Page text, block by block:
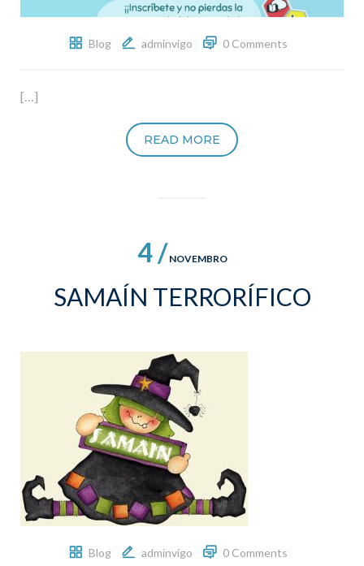
Blog adminvigo 0 Comments
[…]
READ MORE
4 / NOVEMBRO
SAMAÍN TERRORÍFICO
Blog adminvigo 0 Comments